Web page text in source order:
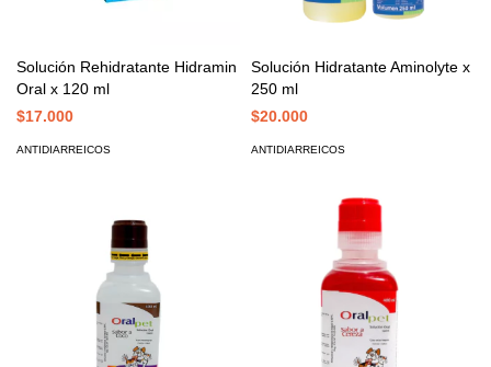
Solución Rehidratante Hidramin
Oral x 120 ml
$17.000
ANTIDIARREICOS
Solución Hidratante Aminolyte x
250 ml
$20.000
ANTIDIARREICOS